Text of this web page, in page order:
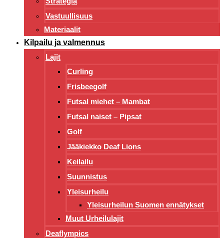
Vastuullisuus
Materiaalit
Kilpailu ja valmennus
Lajit
Curling
Frisbeegolf
Futsal miehet – Mambat
Futsal naiset – Pipsat
Golf
Jääkiekko Deaf Lions
Keilailu
Suunnistus
Yleisurheilu
Yleisurheilun Suomen ennätykset
Muut Urheilulajit
Deaflympics